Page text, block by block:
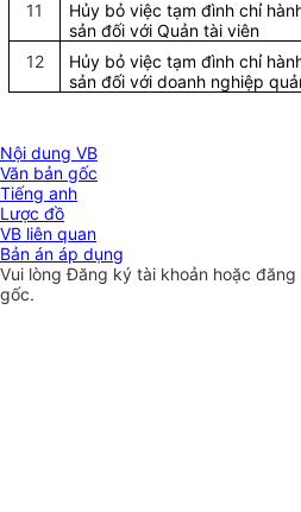
11
Hủy bỏ việc tạm đình chỉ
sản đối với Quản tài viên
12
Hủy bỏ việc tạm đình chỉ
sản đối với doanh nghiệp
Nội dung VB
Văn bản gốc
Tiếng anh
Lược đồ
VB liên quan
Bản án áp dụng
Vui lòngĐăng ký tài khoản hoặc đăng
gốc.